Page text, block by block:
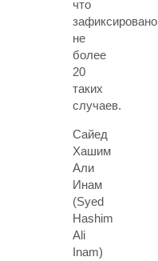
что
зафиксировано
не
более
20
таких
случаев.
Сайед
Хашим
Али
Инам
(Syed
Hashim
Ali
Inam)